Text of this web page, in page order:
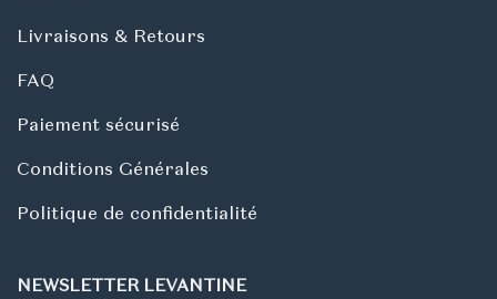
Livraisons & Retours
FAQ
Paiement sécurisé
Conditions Générales
Politique de confidentialité
NEWSLETTER LEVANTINE